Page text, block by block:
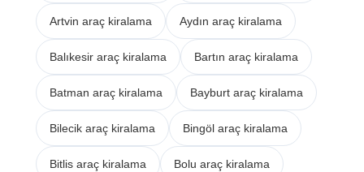
Artvin araç kiralama Aydın araç kiralama
Balıkesir araç kiralama Bartın araç kiralama
Batman araç kiralama Bayburt araç kiralama
Bilecik araç kiralama Bingöl araç kiralama
Bitlis araç kiralama Bolu araç kiralama